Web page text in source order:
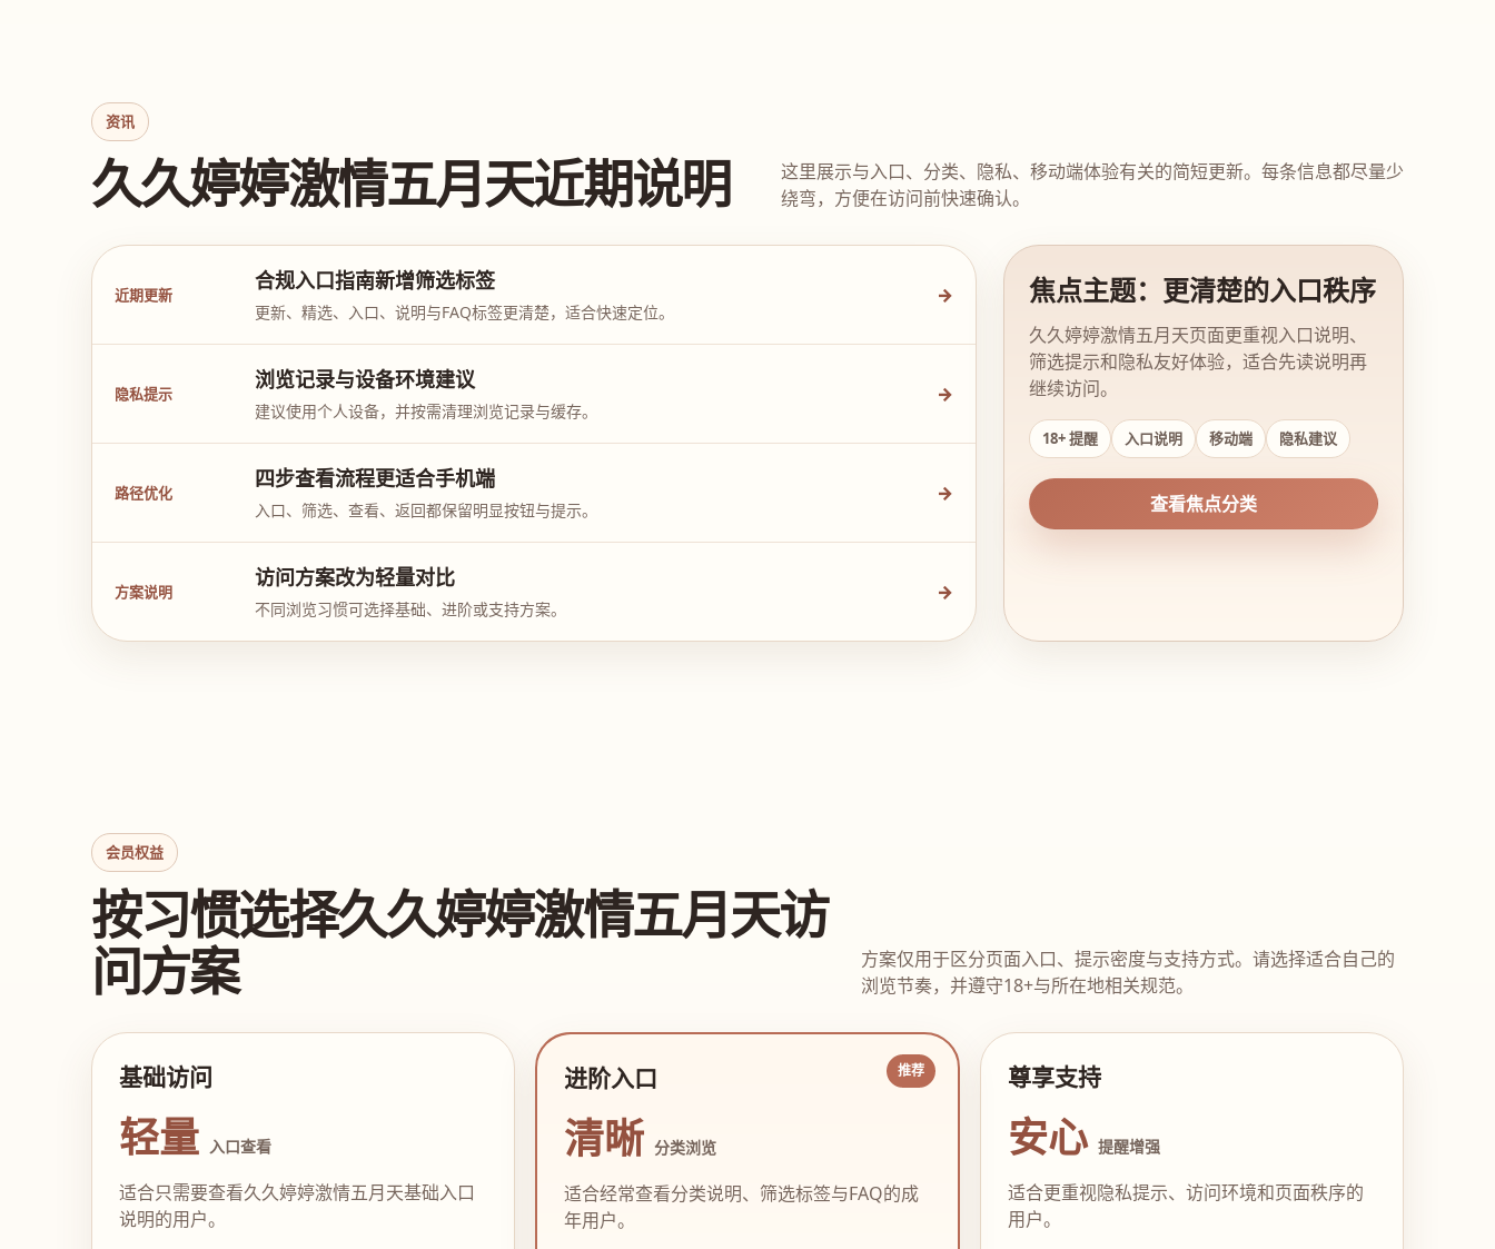
资讯
久久婷婷激情五月天近期说明
这里展示与入口、分类、隐私、移动端体验有关的简短更新。每条信息都尽量少
绕弯，方便在访问前快速确认。
近期更新
合规入口指南新增筛选标签
更新、精选、入口、说明与FAQ标签更清楚，适合快速定位。
→
隐私提示
浏览记录与设备环境建议
建议使用个人设备，并按需清理浏览记录与缓存。
→
路径优化
四步查看流程更适合手机端
入口、筛选、查看、返回都保留明显按钮与提示。
→
方案说明
访问方案改为轻量对比
不同浏览习惯可选择基础、进阶或支持方案。
→
焦点主题：更清楚的入口秩序
久久婷婷激情五月天页面更重视入口说明、
筛选提示和隐私友好体验，适合先读说明再
继续访问。
18+ 提醒 入口说明 移动端 隐私建议
查看焦点分类
会员权益
按习惯选择久久婷婷激情五月天访
问方案
方案仅用于区分页面入口、提示密度与支持方式。请选择适合自己的
浏览节奏，并遵守18+与所在地相关规范。
基础访问
轻量 入口查看
适合只需要查看久久婷婷激情五月天基础入口
说明的用户。
进阶入口
清晰分类浏览
适合经常查看分类说明、筛选标签与FAQ的成
年用户。
尊享支持
安心 提醒增强
适合更重视隐私提示、访问环境和页面秩序的
用户。